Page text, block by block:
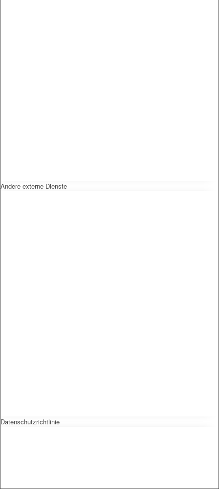
Andere externe Dienste
Datenschutzrichtlinie